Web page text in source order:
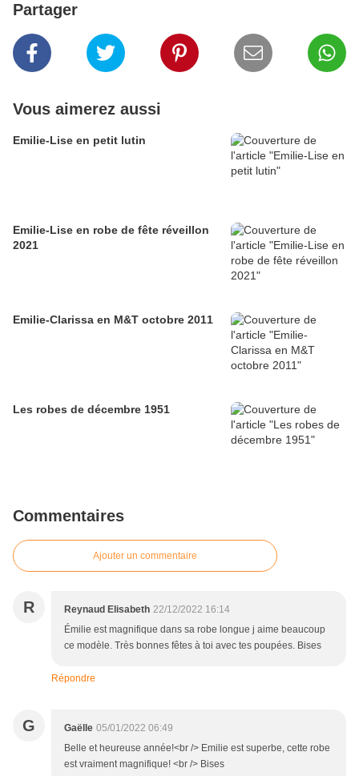
Partager
Vous aimerez aussi
Emilie-Lise en petit lutin
Emilie-Lise en robe de fête réveillon
2021
Emilie-Clarissa en M&T octobre 2011
Les robes de décembre 1951
Commentaires
Ajouter un commentaire
R Reynaud Elisabeth 22/12/2022 16:14
Émilie est magnifique dans sa robe longue j aime beaucoup
ce modèle. Très bonnes fêtes à toi avec tes poupées. Bises
Répondre
G Gaëlle 05/01/2022 06:49
Belle et heureuse année!<br /> Emilie est superbe, cette robe
est vraiment magnifique! <br /> Bises